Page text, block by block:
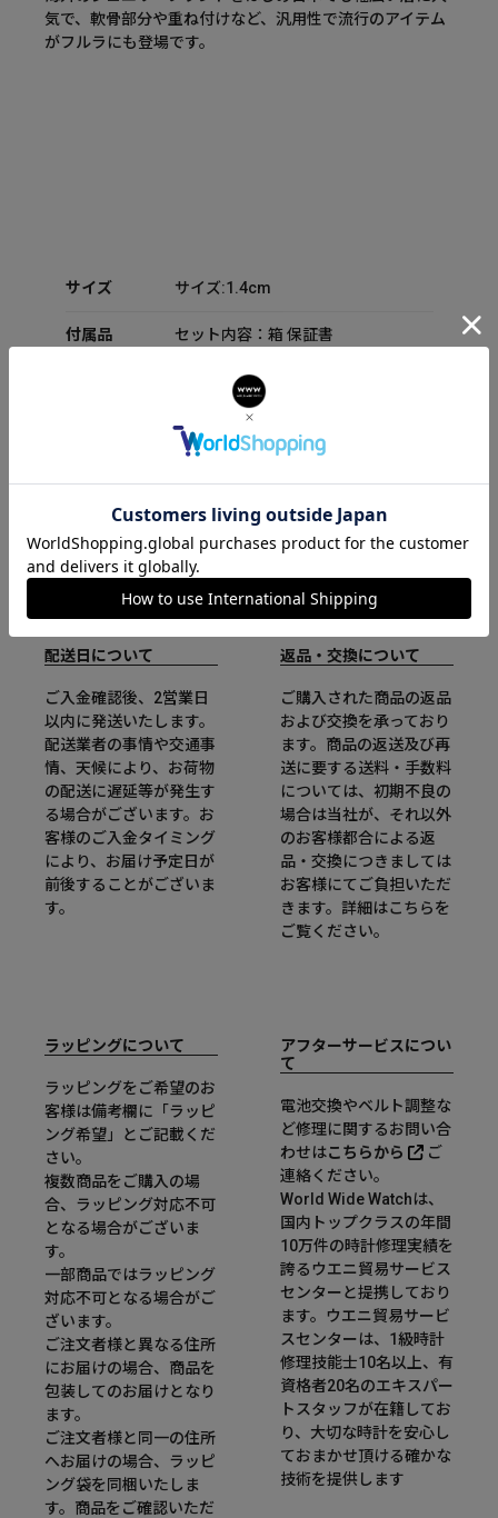
気で、軟骨部分や重ね付けなど、汎用性で流行のアイテム
がフルラにも登場です。
サイズ サイズ:1.4cm
付属品 セット内容：箱 保証書
配送日について
ご入金確認後、2営業日
以内に発送いたします。
配送業者の事情や交通事
情、天候により、お荷物
の配送に遅延等が発生す
る場合がございます。お
客様のご入金タイミング
により、お届け予定日が
前後することがございま
す。
返品・交換について
ご購入された商品の返品
および交換を承っており
ます。商品の返送及び再
送に要する送料・手数料
については、初期不良の
場合は当社が、それ以外
のお客様都合による返
品・交換につきましては
お客様にてご負担いただ
きます。詳細はこちらを
ご覧ください。
ラッピングについて
ラッピングをご希望のお
客様は備考欄に「ラッピ
ング希望」とご記載くだ
さい。
複数商品をご購入の場
合、ラッピング対応不可
となる場合がございま
す。
一部商品ではラッピング
対応不可となる場合がご
ざいます。
ご注文者様と異なる住所
にお届けの場合、商品を
包装してのお届けとなり
ます。
ご注文者様と同一の住所
へお届けの場合、ラッピ
ング袋を同梱いたしま
す。商品をご確認いただ
アフターサービスについ
て
電池交換やベルト調整な
ど修理に関するお問い合
わせはこちらから
ご
連絡ください。
World Wide Watchは、
国内トップクラスの年間
10万件の時計修理実績を
誇るウエニ貿易サービス
センターと提携しており
ます。ウエニ貿易サービ
スセンターは、1級時計
修理技能士10名以上、有
資格者20名のエキスパー
トスタッフが在籍してお
り、大切な時計を安心し
ておまかせ頂ける確かな
技術を提供します